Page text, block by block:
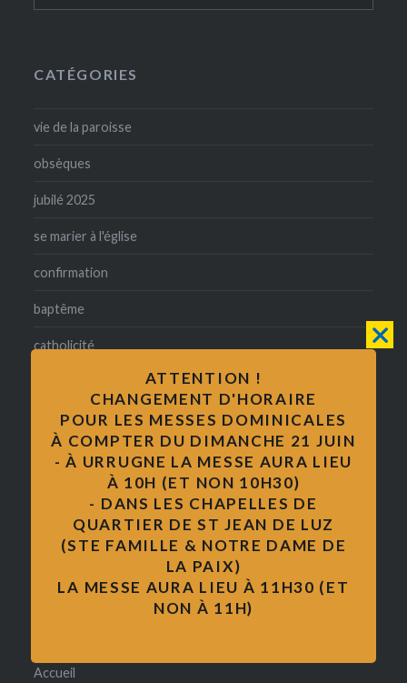
CATÉGORIES
vie de la paroisse
obsèques
jubilé 2025
se marier à l'église
confirmation
baptême
catholicité
Messe
formation des adultes
pape François
catéchisme
Accueil
ATTENTION !
CHANGEMENT D'HORAIRE
POUR LES MESSES DOMINICALES
À COMPTER DU DIMANCHE 21 JUIN
- À URRUGNE LA MESSE AURA LIEU
À 10H (ET NON 10H30)
- DANS LES CHAPELLES DE
QUARTIER DE ST JEAN DE LUZ
(STE FAMILLE & NOTRE DAME DE
LA PAIX)
LA MESSE AURA LIEU À 11H30 (ET
NON À 11H)